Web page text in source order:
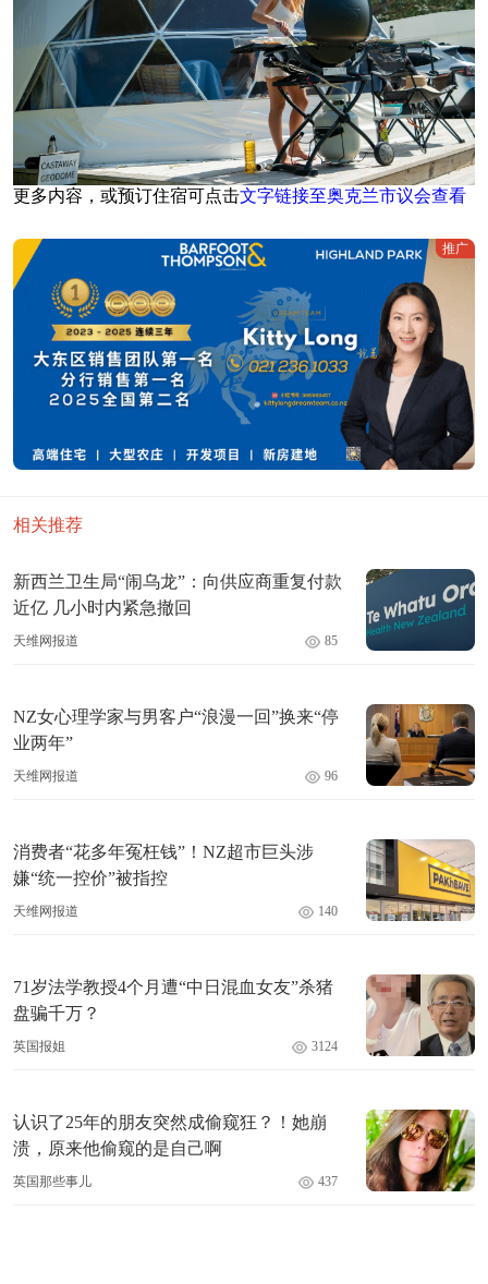
更多内容，或预订住宿可点击文字链接至奥克兰市议会查看
推广
相关推荐
新西兰卫生局“闹乌龙”：向供应商重复付款
近亿 几小时内紧急撤回
天维网报道 85
NZ女心理学家与男客户“浪漫一回”换来“停
业两年”
天维网报道 96
消费者“花多年冤枉钱”！NZ超市巨头涉
嫌“统一控价”被指控
天维网报道 140
71岁法学教授4个月遭“中日混血女友”杀猪
盘骗千万？
英国报姐 3124
认识了25年的朋友突然成偷窥狂？！她崩
溃，原来他偷窥的是自己啊
英国那些事儿 437